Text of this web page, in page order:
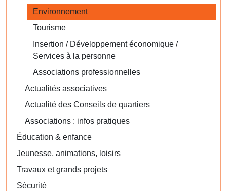
Environnement
Tourisme
Insertion / Développement économique /
Services à la personne
Associations professionnelles
Actualités associatives
Actualité des Conseils de quartiers
Associations : infos pratiques
Éducation & enfance
Jeunesse, animations, loisirs
Travaux et grands projets
Sécurité